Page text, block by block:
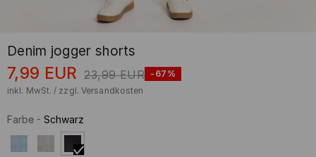
Denim jogger shorts
7,99 EUR 23,99 EUR -67%
inkl. MwSt. / zzgl. Versandkosten
Farbe - Schwarz